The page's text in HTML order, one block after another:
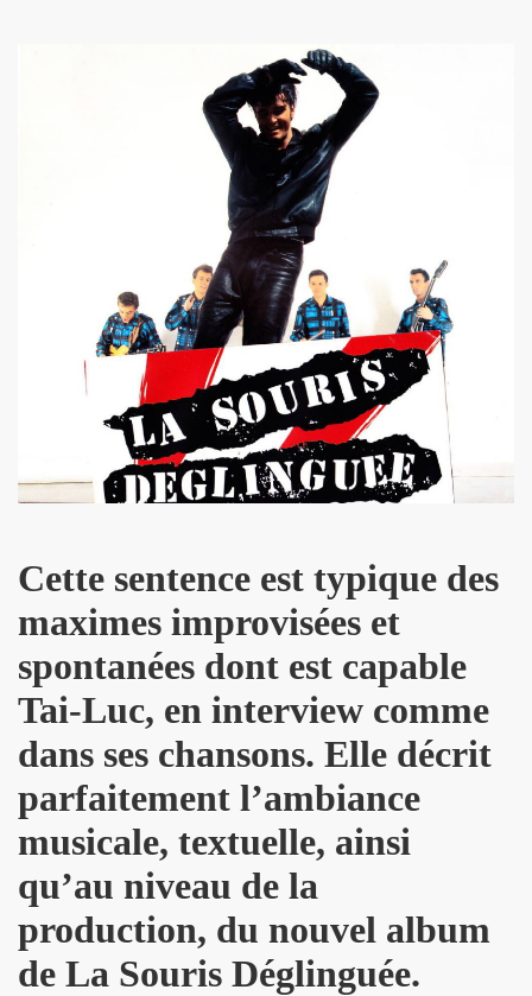
Cette sentence est typique des
maximes improvisées et
spontanées dont est capable
Tai-Luc, en interview comme
dans ses chansons. Elle décrit
parfaitement l’ambiance
musicale, textuelle, ainsi
qu’au niveau de la
production, du nouvel album
de La Souris Déglinguée.
et MARIE FRANCE le 20 fevrier 2008 au CENTRE
le 1er fevrier 2008 au BATACLAN (Paris).
FIEVRE" de MARIE FRANCE par JEAN-WILLIAM
(disponibles depuis decembre 2009).
dans "TELERAMA" (16 decembre 2009).
dans "STUDIO CINE LIVE MAGAZINE" (fevrier 2010).
dans "OPEN MAG" (decembre 2009 - janvier 2010).
dans "PARIS MATCH" (23 decembre 2009).
par JEAN-WILLIAM THOURY dans "JUKE BOX
dans "LES INROCKUTPIBLES" (28 octobre
dans "FEMME ACTUELLE" (2 novembre 2009).
2009).
DUVALL et MARIE FRANCE le 24 septembre 2007 a la
dans "ROCK & FOLK" (juillet 2008).
DE LA DISCOTHEQUE" (septembre 1983).
dans "TELERAMA" du 7 octobre 2009.
sur le site de RFI (octobre 2009).